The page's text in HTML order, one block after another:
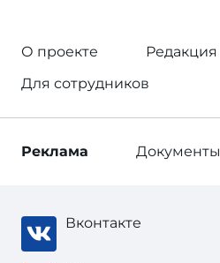
О проекте
Редакция
Для сотрудников
Реклама Документы
Вконтакте